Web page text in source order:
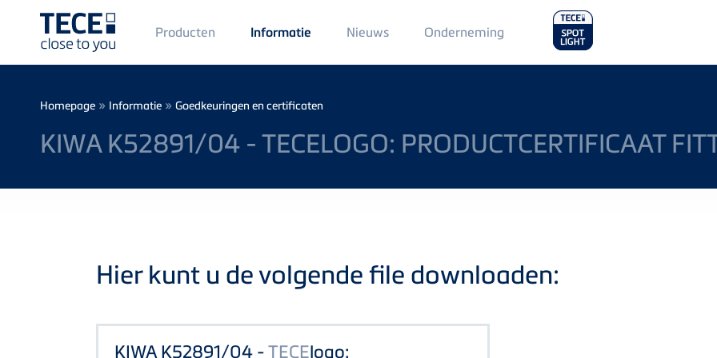
Main
Menü
1
Producten Informatie Nieuws Main
Menu
2
Onderneming
Breadcrumb
Homepage » Informatie » Goedkeuringen en certificaten
KIWA K52891/04 - TECELOGO: PRODUCTCERTIFICAAT
Hier kunt u de volgende file downloaden:
KIWA K52891/04 -TECElogo: